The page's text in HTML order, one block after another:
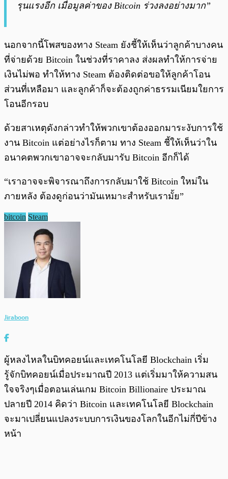
รุนแรงอีก เมื่อมูลค่าของ Bitcoin ร่วงลงอย่างมาก”
นอกจากนี้โพสของทาง Steam ยังชี้ให้เห็นว่าลูกค้าบางคน
ที่จ่ายด้วย Bitcoin ในช่วงที่ราคาลง ส่งผลทำให้การจ่าย
เงินไม่พอ ทำให้ทาง Steam ต้องติดต่อขอให้ลูกค้าโอน
ส่วนที่เหลือมา และลูกค้าก็จะต้องถูกค่าธรรมเนียมใยการ
โอนอีกรอบ
ด้วยสาเหตุดังกล่าวทำให้พวกเขาต้องออกมาระงับการใช้
งาน Bitcoin แต่อย่างไรก็ตาม ทาง Steam ชี้ให้เห็นว่าใน
อนาคตพวกเขาอาจจะกลับมารับ Bitcoin อีกก็ได้
“เราอาจจะพิจารณาถึงการกลับมาใช้ Bitcoin ใหม่ใน
ภายหลัง ต้องดูก่อนว่ามันเหมาะสำหรับเรามั้ย”
bitcoin Steam
Jiraboon
ผู้หลงไหลในบิทคอยน์และเทคโนโลยี Blockchain เริ่ม
รู้จักบิทคอยน์เมื่อประมาณปี 2013 แต่เริ่มมาให้ความสน
ใจจริงๆเมื่อตอนเล่นเกม Bitcoin Billionaire ประมาณ
ปลายปี 2014 คิดว่า Bitcoin และเทคโนโลยี Blockchain
จะมาเปลี่ยนแปลงระบบการเงินของโลกในอีกไม่กี่ปีข้าง
หน้า